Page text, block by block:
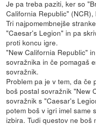
Je pa treba paziti, ker so
California Republic"
Tri najpomembnejše
"Caesar's Legion" in pa
proti koncu igre.
"New California Republic"
sovražnika in če pomagaš
sovražnik.
Problem pa je v tem, da če
boš postal sovražnik "New
sovražnik s "Caesar's
potem boš v igri imel same
izbira. Tudi questov ne boš